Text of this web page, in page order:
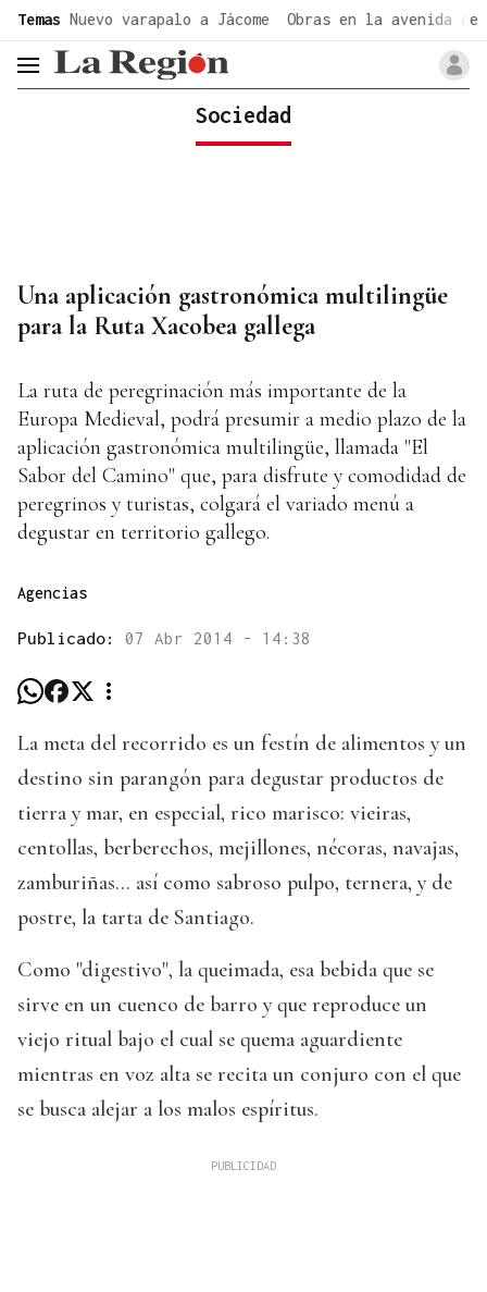
Temas Nuevo varapalo a Jácome Obras en la avenida de
header.menu.open
Sociedad
Una aplicación gastronómica multilingüe
para la Ruta Xacobea gallega
La ruta de peregrinación más importante de la
Europa Medieval, podrá presumir a medio plazo de la
aplicación gastronómica multilingüe, llamada "El
Sabor del Camino" que, para disfrute y comodidad de
peregrinos y turistas, colgará el variado menú a
degustar en territorio gallego.
Agencias
Publicado: 07 Abr 2014 - 14:38
La meta del recorrido es un festín de alimentos y un
destino sin parangón para degustar productos de
tierra y mar, en especial, rico marisco: vieiras,
centollas, berberechos, mejillones, nécoras, navajas,
zamburiñas... así como sabroso pulpo, ternera, y de
postre, la tarta de Santiago.
Como "digestivo", la queimada, esa bebida que se
sirve en un cuenco de barro y que reproduce un
viejo ritual bajo el cual se quema aguardiente
mientras en voz alta se recita un conjuro con el que
se busca alejar a los malos espíritus.